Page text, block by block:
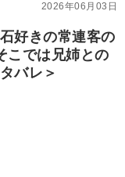
2026年06月03日
好きの常連客の
こでは兄姉との
バレ＞